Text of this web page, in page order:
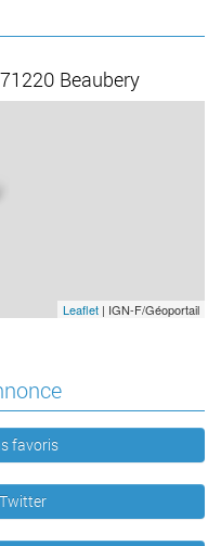
Beaubery
Leaflet | IGN-F/Géoportail
favoris